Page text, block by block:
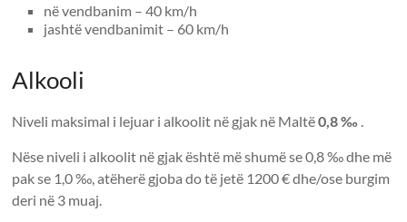
në vendbanim – 40 km/h
jashtë vendbanimit – 60 km/h
Alkooli
Niveli maksimal i lejuar i alkoolit në gjak në Maltë0,8 ‰ .
Nëse niveli i alkoolit në gjak është më shumë se 0,8 ‰ dhe më
pak se 1,0 ‰, atëherë gjoba do të jetë 1200 € dhe/ose burgim
deri në 3 muaj.